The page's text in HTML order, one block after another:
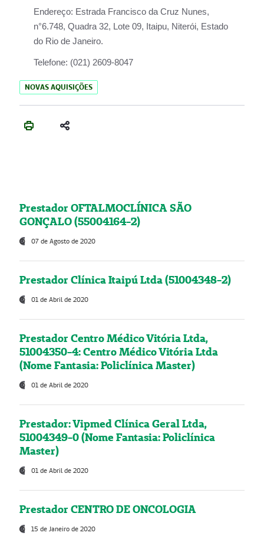
Endereço: Estrada Francisco da Cruz Nunes,
n°6.748, Quadra 32, Lote 09, Itaipu, Niterói, Estado
do Rio de Janeiro.
Telefone: (021) 2609-8047
NOVAS AQUISIÇÕES
Prestador OFTALMOCLÍNICA SÃO
GONÇALO (55004164-2)
07 de Agosto de 2020
Prestador Clínica Itaipú Ltda (51004348-2)
01 de Abril de 2020
Prestador Centro Médico Vitória Ltda,
51004350-4: Centro Médico Vitória Ltda
(Nome Fantasia: Policlínica Master)
01 de Abril de 2020
Prestador: Vipmed Clínica Geral Ltda,
51004349-0 (Nome Fantasia: Policlínica
Master)
01 de Abril de 2020
Prestador CENTRO DE ONCOLOGIA
15 de Janeiro de 2020